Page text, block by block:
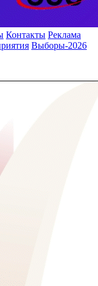
Контакты Реклама
Выборы-2026